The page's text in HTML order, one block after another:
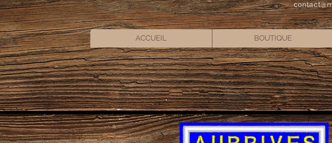
ACCUEIL BOUTIQUE